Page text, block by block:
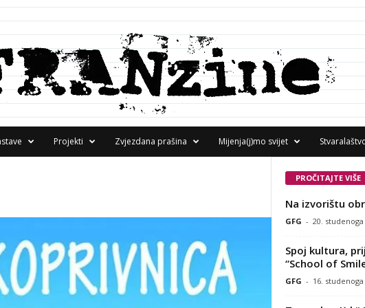
Projekti Zvjezdana prašina Mijenja(j)mo svijet
PROČITAJTE VIŠE
Na izvorištu
GFG - 20. studenoga
Spoj kultura,
“School of
GFG - 16. studenoga